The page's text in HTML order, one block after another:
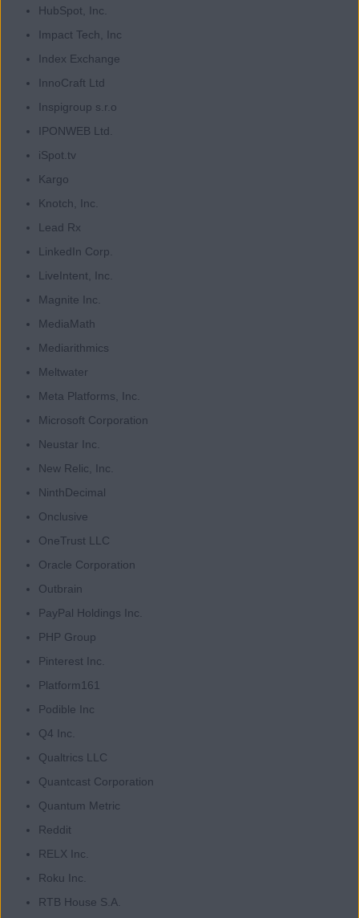
HubSpot, Inc.
Impact Tech, Inc
Index Exchange
InnoCraft Ltd
Inspigroup s.r.o
IPONWEB Ltd.
iSpot.tv
Kargo
Knotch, Inc.
Lead Rx
LinkedIn Corp.
LiveIntent, Inc.
Magnite Inc.
MediaMath
Mediarithmics
Meltwater
Meta Platforms, Inc.
Microsoft Corporation
Neustar Inc.
New Relic, Inc.
NinthDecimal
Onclusive
OneTrust LLC
Oracle Corporation
Outbrain
PayPal Holdings Inc.
PHP Group
Pinterest Inc.
Platform161
Podible Inc
Q4 Inc.
Qualtrics LLC
Quantcast Corporation
Quantum Metric
Reddit
RELX Inc.
Roku Inc.
RTB House S.A.